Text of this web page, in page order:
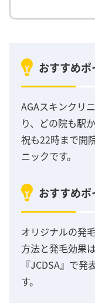
おすすめ
AGAスキンクリ
り、どの院も駅
祝も22時まで開
ニックです。
おすすめ
オリジナルの発
方法と発毛効果
『JCDSA』で
す。